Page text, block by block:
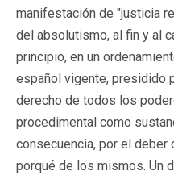
manifestación de "justicia
del absolutismo, al fin y al
principio, en un
español vigente, presidido
derecho de todos los
procedimental como
consecuencia, por el deber
porqué de los mismos. Un